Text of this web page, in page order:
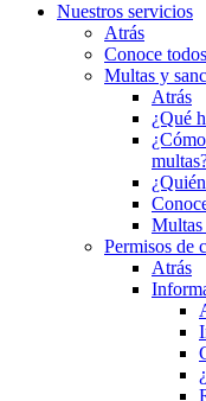
Nuestros servicios
Atrás
Conoce
Multas y
Atrás
¿Qué
Multas
Permisos de
Atrás